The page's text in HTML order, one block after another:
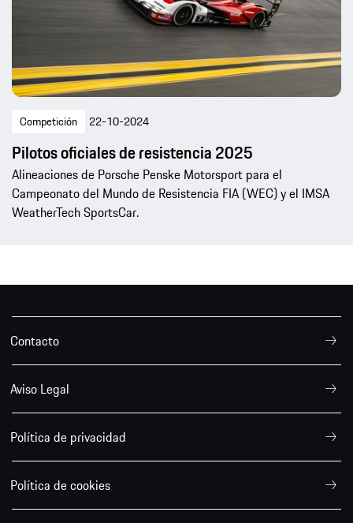
Competición 22-10-2024
Pilotos oficiales de resistencia 2025
Alineaciones de Porsche Penske Motorsport para el
Campeonato del Mundo de Resistencia FIA (WEC) y el IMSA
WeatherTech SportsCar.
Contacto
Aviso Legal
Política de privacidad
Política de cookies